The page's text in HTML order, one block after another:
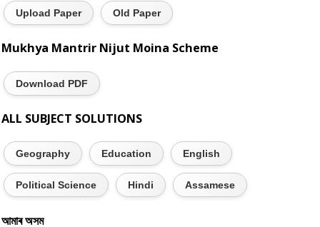
Upload Paper Old Paper
Mukhya Mantrir Nijut Moina Scheme
Download PDF
ALL SUBJECT SOLUTIONS
Geography Education English
Political Science Hindi Assamese
আমাৰ অসম